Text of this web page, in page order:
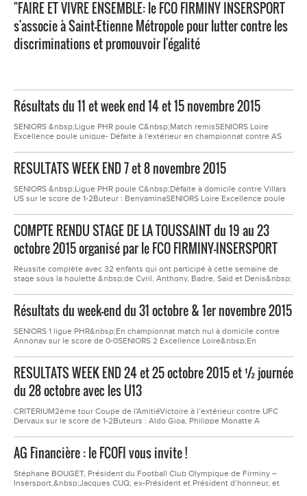
dirigeants et du groupe U11 que cette sympathique...
"FAIRE ET VIVRE ENSEMBLE: le FCO FIRMINY INSERSPORT
s'associe à Saint-Etienne Métropole pour lutter contre les
discriminations et promouvoir l'égalité
Résultats du 11 et week end 14 et 15 novembre 2015
SENIORS &nbsp;Ligue PHR poule C&nbsp;Match remisSENIORS Loire
Excellence poule unique- Défaite à l'extérieur en championnat contre AS
&nbsp;Chambeon Magneux sur le score de 4-2CRITERIUM Foot loisir 2ème
série poule DVainqueur à l'extérieur en championnat contre Ricamarie OM...
RESULTATS WEEK END 7 et 8 novembre 2015
SENIORS &nbsp;Ligue PHR poule C&nbsp;Défaite à domicile contre Villars
US sur le score de 1-2Buteur : BenyaminaSENIORS Loire Excellence poule
4CRITERIUM Foot loisir 2ème série poule DVainqueur à domicile contre OC
Ondaine sur le score de 8-1U19 Ligue Promotion poule BDéfaite à...
COMPTE RENDU STAGE DE LA TOUSSAINT du 19 au 23
octobre 2015 organisé par le FCO FIRMINY-INSERSPORT
Réussite complète avec 32 enfants qui ont participé à cette semaine de
stage sous la houlette &nbsp;de Cyril, Anthony, Badre, Saïd et Denis&nbsp;
escalade&nbsp;Mardi 20 Octobre29 enfantsMatin : Jeu de précision (
Vortex, Mollky, Quiddish )Après midi : Visite du Zoo de St Martin la...
Résultats du week-end du 31 octobre & 1er novembre 2015
SENIORS 1 ligue PHR&nbsp;En championnat match nul à domicile contre
Annonay sur le score de 0-0SENIORS 2 Excellence Loire&nbsp;En
2CRITERIUM 2èmè série LoireVictoire à l'extérieur &nbsp;en championnat
contre Saint Ferréol d'Auroure sur les score de 0-1Buteurs :...
RESULTATS WEEK END 24 et 25 octobre 2015 et ½ journée
du 28 octobre avec les U13
CRITERIUM2ème tour Coupe de l'AmitiéVictoire à l’extérieur contre UFC
Dervaux sur le score de 1-2Buteurs : Aldo Gioa, Philippe Monatte A
Chambon Feugerolles pour y affronter l'UFC de Dervaux.Ce fût un match
peu évident puisque nos...
AG Financière : le FCOFI vous invite !
Stéphane BOUGET, Président du Football Club Olympique de Firminy –
Insersport,&nbsp;Jacques CUQ, ex-Président et Président d’honneur, et